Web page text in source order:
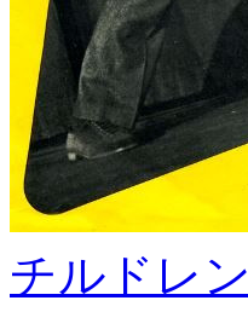
チルドレン